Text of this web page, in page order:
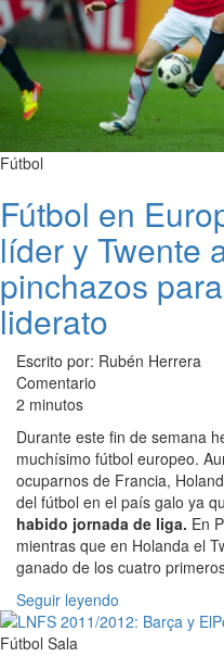
Fútbol
Fútbol en
líder y Twente
pinchazos
liderato
Escrito por: Rubén Herrera
Comentario
2 minutos
Durante este fin de semana
muchísimo fútbol europeo.
ocuparnos de Francia,
del fútbol en el país galo ya
habido jornada de liga. En
mientras que en Holanda el
ganado de los cuatro
Seguir leyendo
Fútbol Sala